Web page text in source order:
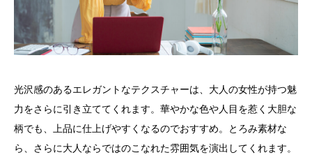
光沢感のあるエレガントなテクスチャーは、大人の女性が持つ魅
力をさらに引き立ててくれます。華やかな色や人目を惹く大胆な
柄でも、上品に仕上げやすくなるのでおすすめ。とろみ素材な
ら、さらに大人ならではのこなれた雰囲気を演出してくれます。